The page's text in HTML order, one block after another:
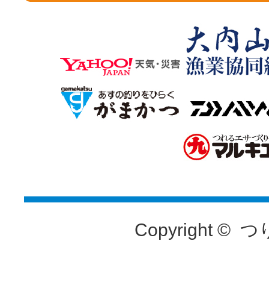
Copyright © つ